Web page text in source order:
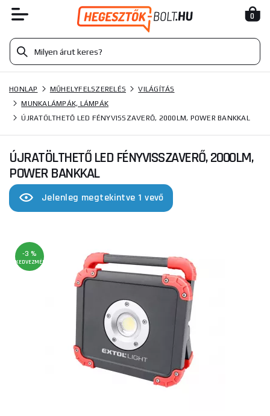
0
HONLAP MŰHELYFELSZERELÉS
VILÁGÍTÁS
MUNKALÁMPÁK, LÁMPÁK
ÚJRATÖLTHETŐ LED FÉNYVISSZAVERŐ, 2000LM, POWER BANKKAL
ÚJRATÖLTHETŐ LED FÉNYVISSZAVERŐ, 2000LM,
POWER BANKKAL
Jelenleg megtekintve 1 vevő
-3 %
KEDVEZMÉNY